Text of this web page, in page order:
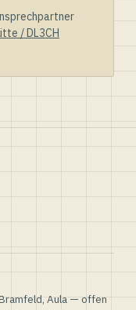
/ DL3CH
Aula — offen